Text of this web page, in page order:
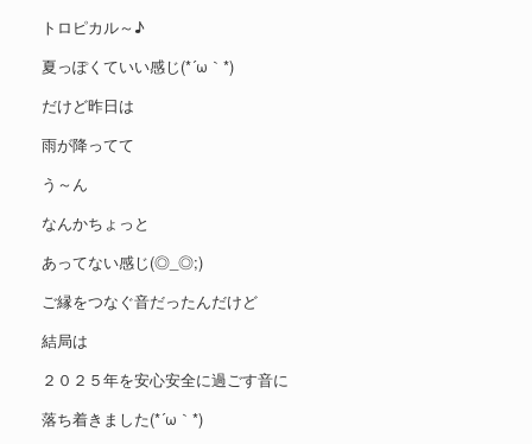
トロピカル～♪
夏っぽくていい感じ(*´ω｀*)
だけど昨日は
雨が降ってて
う～ん
なんかちょっと
あってない感じ(◎_◎;)
ご縁をつなぐ音だったんだけど
結局は
２０２５年を安心安全に過ごす音に
落ち着きました(*´ω｀*)